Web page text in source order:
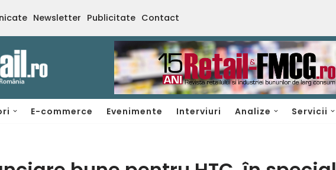
Newsletter Publicitate Contact
E-commerce Evenimente Interviuri Analize Servicii